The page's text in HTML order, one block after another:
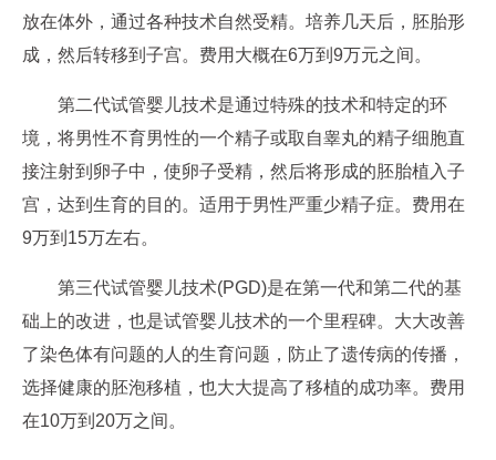
放在体外，通过各种技术自然受精。培养几天后，胚胎形
成，然后转移到子宫。费用大概在6万到9万元之间。
第二代试管婴儿技术是通过特殊的技术和特定的环
境，将男性不育男性的一个精子或取自睾丸的精子细胞直
接注射到卵子中，使卵子受精，然后将形成的胚胎植入子
宫，达到生育的目的。适用于男性严重少精子症。费用在
9万到15万左右。
第三代试管婴儿技术(PGD)是在第一代和第二代的基
础上的改进，也是试管婴儿技术的一个里程碑。大大改善
了染色体有问题的人的生育问题，防止了遗传病的传播，
选择健康的胚泡移植，也大大提高了移植的成功率。费用
在10万到20万之间。